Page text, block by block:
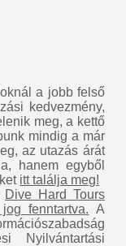
a jobb felső
kedvezmény,
meg, a kettő
mindig a már
az utazás árát
hanem egyből
itt találja meg!
Dive Hard Tours
fenntartva. A
Nyilvántartási